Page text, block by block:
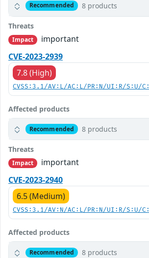
Recommended 8 products
Threats
Impact
important
CVE-2023-2939
7.8 (High)
CVSS:3.1/AV:L/AC:L/PR:N/UI:R/S:U/
Affected products
Recommended 8 products
Threats
Impact
important
CVE-2023-2940
6.5 (Medium)
CVSS:3.1/AV:N/AC:L/PR:N/UI:R/S:U/
Affected products
Recommended 8 products